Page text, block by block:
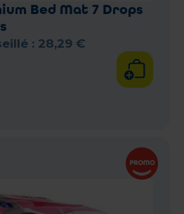
Bed Mat 7 Drops
: 28,29 €